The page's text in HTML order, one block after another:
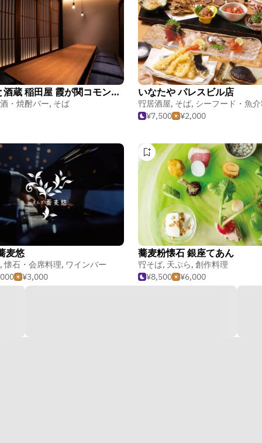
蕎麦と酒蔵 稲田屋 霞が関コモンゲート店
・焼酎バー, そば
いなたや パレスビル店
居酒屋, そば, シーフード・魚
¥7,500
¥2,000
麦悠
,懐石・会席料理, ワインバー
¥3,000
蕎麦粉懐石 銀座てあん
そば, 天ぷら, 創作料理
¥8,500
¥6,000